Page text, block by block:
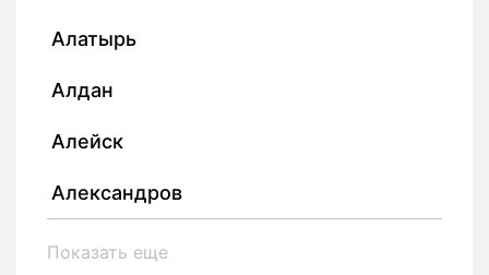
Алатырь
Алдан
Алейск
Александров
Показать еще